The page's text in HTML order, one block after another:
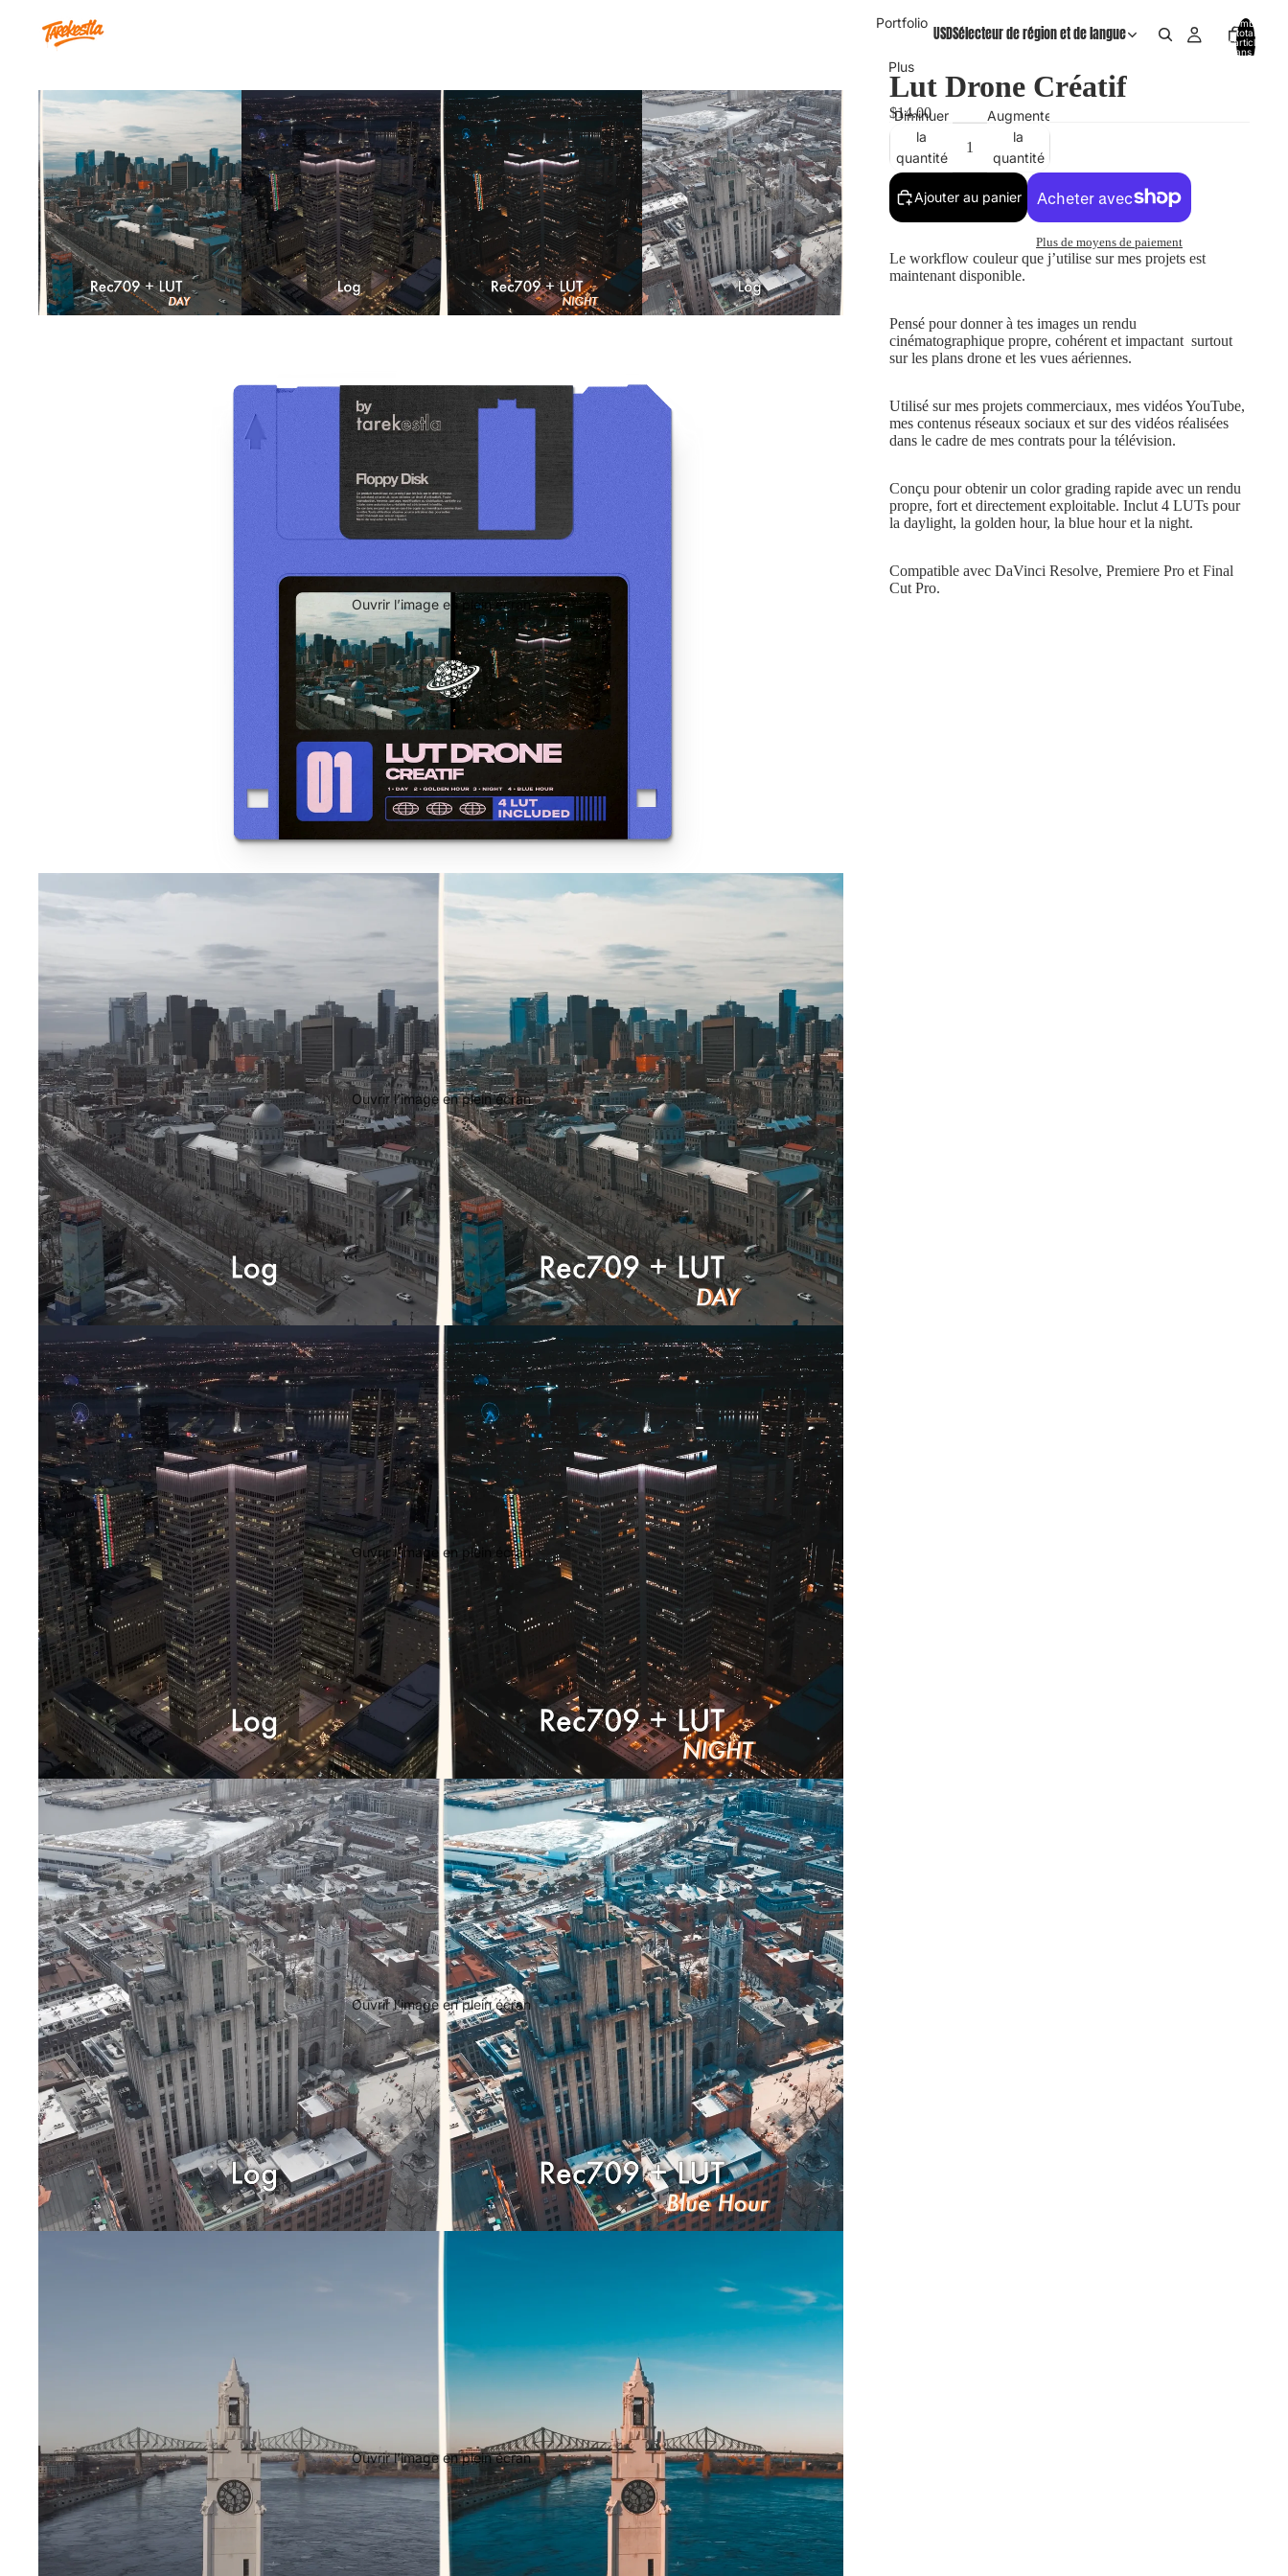
Portfolio
Plus
USDSélecteur de région et de langue
Nombre
total
d’articles
dans le
Ouvrir l’image en plein écran
Ouvrir l’image en plein écran
Ouvrir l’image en plein écran
Ouvrir l’image en plein écran
Ouvrir l’image en plein écran
Lut Drone Créatif
$14.00
Diminuer
la
quantité
Augmenter
la
quantité
Ajouter au panier
Plus de moyens de paiement
Le workflow couleur que j’utilise sur mes projets est
maintenant disponible.
Pensé pour donner à tes images un rendu
cinématographique propre, cohérent et impactant surtout
sur les plans drone et les vues aériennes.
Utilisé sur mes projets commerciaux, mes vidéos YouTube,
mes contenus réseaux sociaux et sur des vidéos réalisées
dans le cadre de mes contrats pour la télévision.
Conçu pour obtenir un color grading rapide avec un rendu
propre, fort et directement exploitable. Inclut 4 LUTs pour
la daylight, la golden hour, la blue hour et la night.
Compatible avec DaVinci Resolve, Premiere Pro et Final
Cut Pro.